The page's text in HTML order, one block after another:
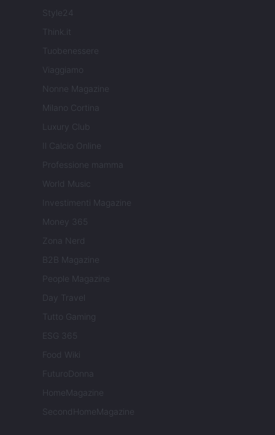
Style24
Think.it
Tuobenessere
Viaggiamo
Nonne Magazine
Milano Cortina
Luxury Club
Il Calcio Online
Professione mamma
World Music
Investimenti Magazine
Money 365
Zona Nerd
B2B Magazine
People Magazine
Day Travel
Tutto Gaming
ESG 365
Food Wiki
FuturoDonna
HomeMagazine
SecondHomeMagazine